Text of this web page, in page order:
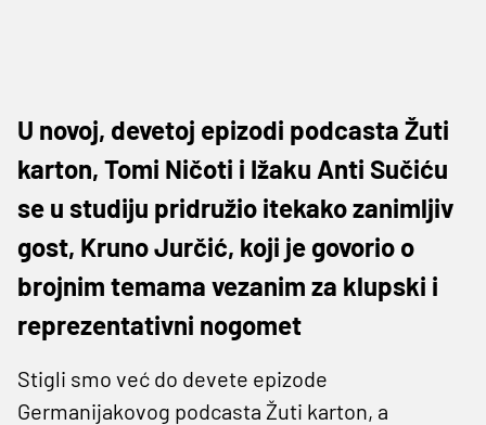
U novoj, devetoj epizodi podcasta Žuti
karton, Tomi Ničoti i Ižaku Anti Sučiću
se u studiju pridružio itekako zanimljiv
gost, Kruno Jurčić, koji je govorio o
brojnim temama vezanim za klupski i
reprezentativni nogomet
Stigli smo već do devete epizode
Germanijakovog podcasta Žuti karton, a